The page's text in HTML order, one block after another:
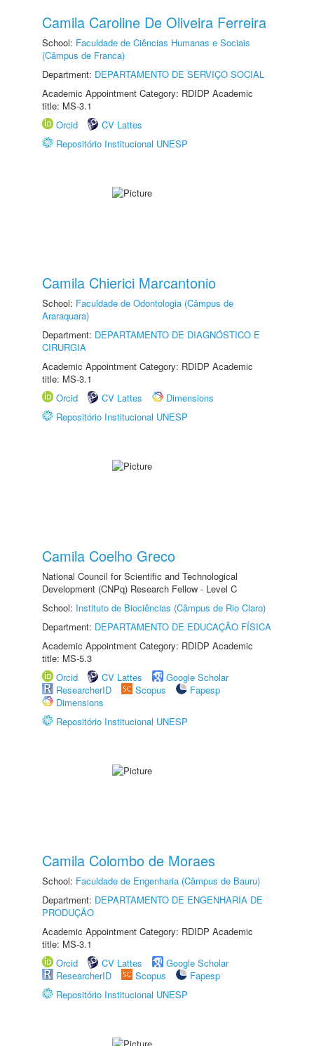
Camila Caroline De Oliveira Ferreira
School: Faculdade de Ciências Humanas e Sociais
(Câmpus de Franca)
Department: DEPARTAMENTO DE SERVIÇO SOCIAL
Academic Appointment Category: RDIDP Academic
title: MS-3.1
Orcid
CV Lattes
Repositório Institucional UNESP
Camila Chierici Marcantonio
School: Faculdade de Odontologia (Câmpus de
Araraquara)
Department: DEPARTAMENTO DE DIAGNÓSTICO E
CIRURGIA
Academic Appointment Category: RDIDP Academic
title: MS-3.1
Orcid
CV Lattes
Dimensions
Repositório Institucional UNESP
Camila Coelho Greco
National Council for Scientific and Technological
Development (CNPq) Research Fellow - Level C
School: Instituto de Biociências (Câmpus de Rio Claro)
Department: DEPARTAMENTO DE EDUCAÇÃO FÍSICA
Academic Appointment Category: RDIDP Academic
title: MS-5.3
Orcid
CV Lattes
Google Scholar
ResearcherID
Scopus
Fapesp
Dimensions
Repositório Institucional UNESP
Camila Colombo de Moraes
School: Faculdade de Engenharia (Câmpus de Bauru)
Department: DEPARTAMENTO DE ENGENHARIA DE
PRODUÇÃO
Academic Appointment Category: RDIDP Academic
title: MS-3.1
Orcid
CV Lattes
Google Scholar
ResearcherID
Scopus
Fapesp
Repositório Institucional UNESP